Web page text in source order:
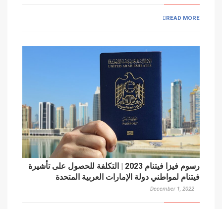
READ MORE
رسوم فيزا فيتنام 2023 | التكلفة للحصول على تأشيرة
فيتنام لمواطني دولة الإمارات العربية المتحدة
December 1, 2022